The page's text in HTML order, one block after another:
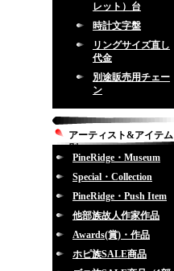
レット）台
時計文字盤
リングサイズ直し
代金
別途販売用チェー
ン
アーティスト&アイテム
別
PineRidge・Museum
Special・Collection
PineRidge・Push Item
他部族故人作家作品
Awards(賞)・作品
ホピ族SALE商品